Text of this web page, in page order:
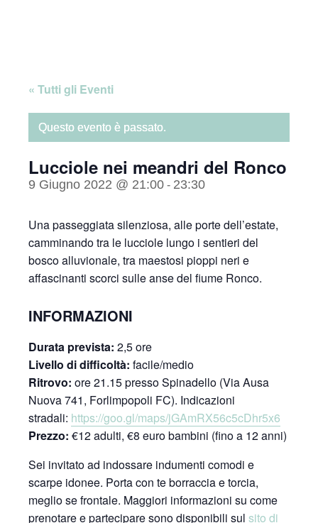
« Tutti gli Eventi
Questo evento è passato.
Lucciole nei meandri del Ronco
9 Giugno 2022 @ 21:00 - 23:30
Una passeggiata silenziosa, alle porte dell’estate,
camminando tra le lucciole lungo i sentieri del
bosco alluvionale, tra maestosi pioppi neri e
affascinanti scorci sulle anse del fiume Ronco.
INFORMAZIONI
Durata prevista: 2,5 ore
Livello di difficoltà: facile/medio
Ritrovo: ore 21.15 presso Spinadello (Via Ausa
Nuova 741, Forlimpopoli FC). Indicazioni
stradali: https://goo.gl/maps/jGAmRX56c5cDhr5x6
Prezzo: €12 adulti, €8 euro bambini (fino a 12 anni)
Sei invitato ad indossare indumenti comodi e
scarpe idonee. Porta con te borraccia e torcia,
meglio se frontale. Maggiori informazioni su come
prenotare e partecipare sono disponibili sul sito di